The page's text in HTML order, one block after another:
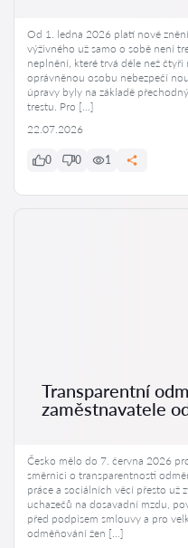
Od 1. ledna 2026 platí nové
výživného už samo o sobě není
neplnění, které trvá déle než
oprávněnou osobu nebezpečí
úpravy byly na základě
trestu. Pro […]
22.07.2026
0 0 1
Transparentní
zaměstnavatele
Česko mělo do 7. června 2026
směrnici o transparentnosti
práce a sociálních věcí přesto už
uchazečů na dosavadní mzdu,
před podpisem smlouvy a pro
odměňování žen […]